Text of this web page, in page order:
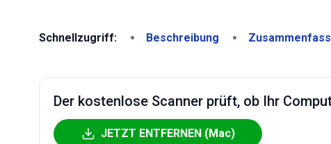
Schnellzugriff: Beschreibung
Der kostenlose Scanner prüft, ob Ihr
JETZT ENTFERNEN (Mac)